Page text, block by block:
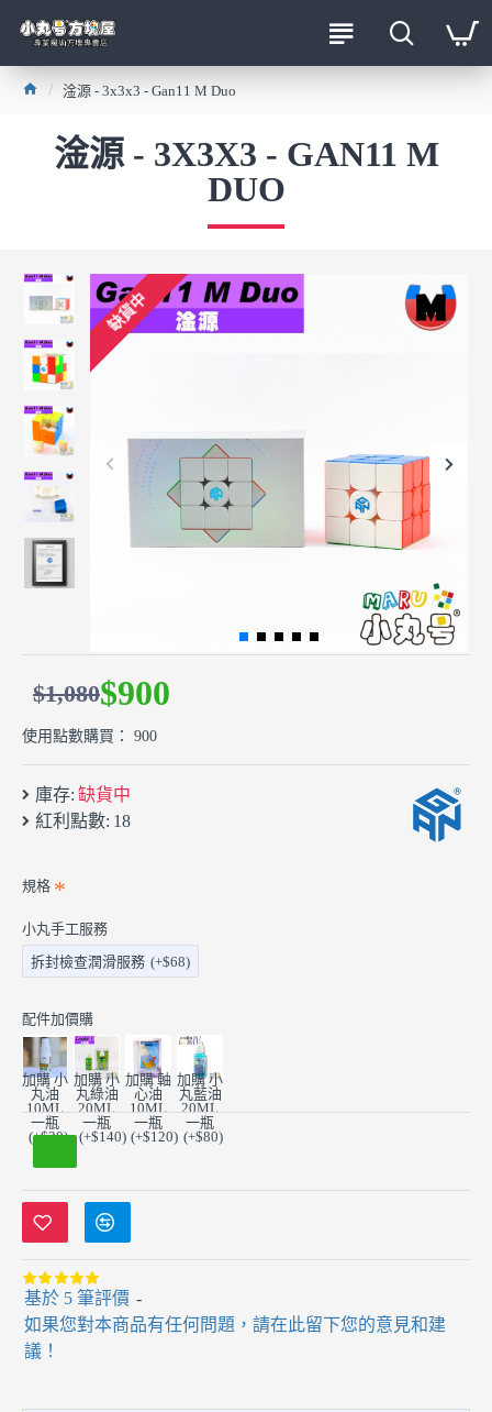
淦源 - 3x3x3 - Gan11 M Duo
淦源 - 3X3X3 - GAN11 M
DUO
缺貨中
庫存: 缺貨中
紅利點數: 18
基於 5 筆評價 -
如果您對本商品有任何問題，請在此留下您的意見和建
議！
$900
$1,080
使用點數購買： 900
規格
小丸手工服務
拆封檢查潤滑服務 (+$68)
配件加價購
加購 小
丸油
10ML
一瓶
(+$20)
加購 小
丸綠油
20ML
一瓶
(+$140)
加購 軸
心油
10ML
一瓶
(+$120)
加購 小
丸藍油
20ML
一瓶
(+$80)